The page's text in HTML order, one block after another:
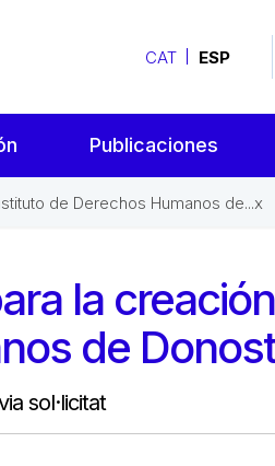
CAT ESP
Publicaciones
de Derechos Humanos de...x
la
de
sol·licitat